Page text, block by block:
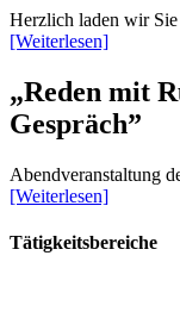
Herzlich laden wir
[Weiterlesen]
„Reden mit
Gespräch”
Abendveranstaltung
[Weiterlesen]
Tätigkeitsbereiche